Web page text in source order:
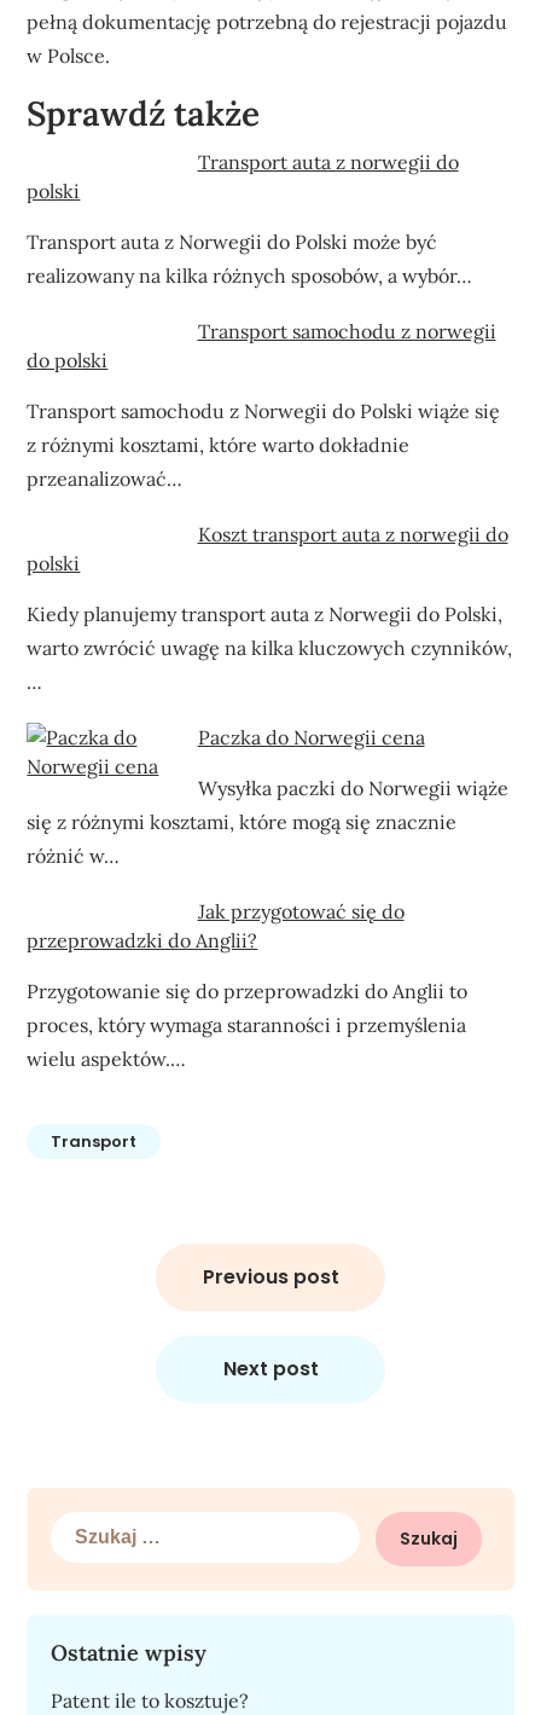
pełną dokumentację potrzebną do rejestracji pojazdu
w Polsce.
Sprawdź także
Transport auta z norwegii do
polski
Transport auta z Norwegii do Polski może być
realizowany na kilka różnych sposobów, a wybór…
Transport samochodu z norwegii
do polski
Transport samochodu z Norwegii do Polski wiąże się
z różnymi kosztami, które warto dokładnie
przeanalizować…
Koszt transport auta z norwegii do
polski
Kiedy planujemy transport auta z Norwegii do Polski,
warto zwrócić uwagę na kilka kluczowych czynników,
…
Paczka do Norwegii cena
Wysyłka paczki do Norwegii wiąże
się z różnymi kosztami, które mogą się znacznie
różnić w…
Jak przygotować się do
przeprowadzki do Anglii?
Przygotowanie się do przeprowadzki do Anglii to
proces, który wymaga staranności i przemyślenia
wielu aspektów.…
Transport
Previous post
Next post
Szukaj:
Ostatnie wpisy
Patent ile to kosztuje?